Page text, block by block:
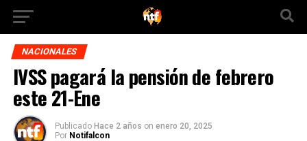
NACIONALES
IVSS pagará la pensión de febrero
este 21-Ene
Publicado Hace 2 años on enero 20, 2025
Por Notifalcon